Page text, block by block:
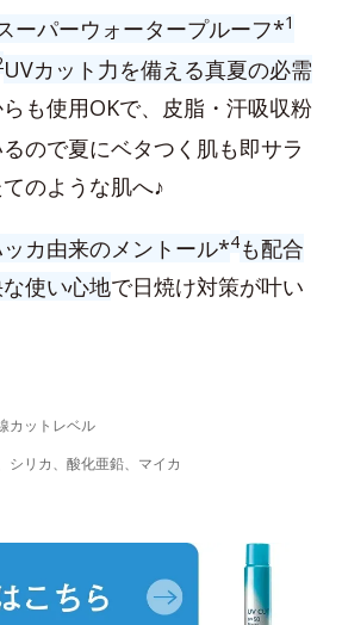
ーパーウォータープルーフ*1
UVカット力を備える真夏の必需
も使用OKで、皮脂・汗吸収粉
ので夏にベタつく肌も即サラ
のような肌へ♪
カ由来のメントール*4も配合
使い心地で日焼け対策が叶い
カットレベル
リカ、酸化亜鉛、マイカ